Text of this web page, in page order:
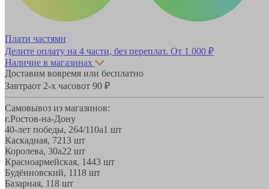
Плати частями
Делите оплату на 4 части, без переплат. От 1 000 ₽
Наличие в магазинах
Доставим вовремя или бесплатно
Завтраот 2-х часовот 90 ₽
Самовывоз из магазинов:
г.Ростов-на-Дону
40-лет победы, 264/110а1 шт
Каскадная, 7213 шт
Королева, 30а22 шт
Красноармейская, 1443 шт
Будённовский, 1118 шт
Базарная, 118 шт